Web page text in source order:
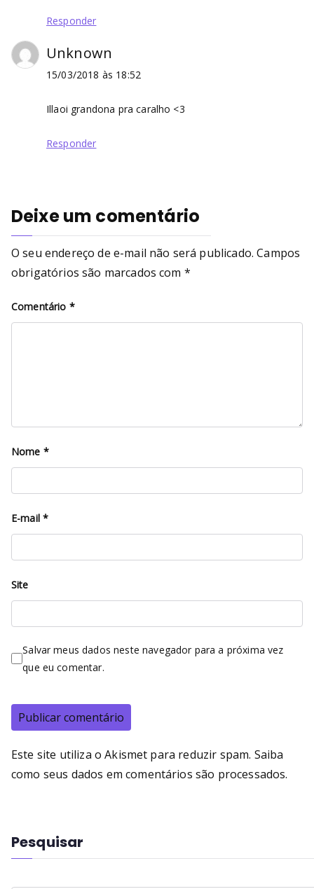
Responder
Unknown
15/03/2018 às 18:52
Illaoi grandona pra caralho <3
Responder
Deixe um comentário
O seu endereço de e-mail não será publicado. Campos
obrigatórios são marcados com *
Comentário *
Nome *
E-mail*
Site
Salvar meus dados neste navegador para a próxima vez
que eu comentar.
Este site utiliza o Akismet para reduzir spam. Saiba
como seus dados em comentários são processados.
Pesquisar